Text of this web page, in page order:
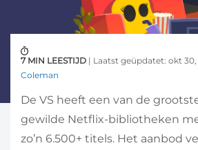
7 MIN LEESTIJD | Laatst geüpdatet: okt
Coleman
De VS heeft een van de
gewilde Netflix-bibliotheken
zo’n 6.500+ titels. Het aanbod